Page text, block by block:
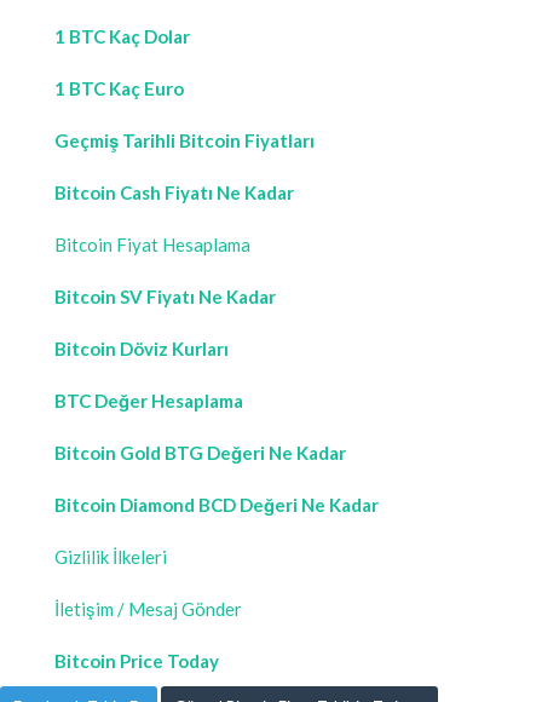
1 BTC Kaç Dolar
1 BTC Kaç Euro
Geçmiş Tarihli Bitcoin Fiyatları
Bitcoin Cash Fiyatı Ne Kadar
Bitcoin Fiyat Hesaplama
Bitcoin SV Fiyatı Ne Kadar
Bitcoin Döviz Kurları
BTC Değer Hesaplama
Bitcoin Gold BTG Değeri Ne Kadar
Bitcoin Diamond BCD Değeri Ne Kadar
Gizlilik İlkeleri
İletişim / Mesaj Gönder
Bitcoin Price Today